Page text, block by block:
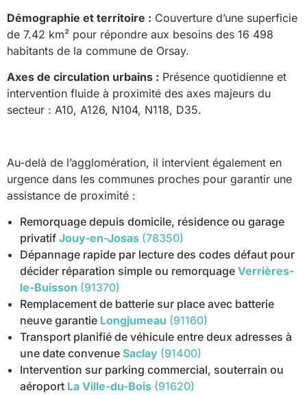
Démographie et territoire : Couverture d’une superficie
de 7.42 km² pour répondre aux besoins des 16 498
habitants de la commune de Orsay.
Axes de circulation urbains : Présence quotidienne et
intervention fluide à proximité des axes majeurs du
secteur : A10, A126, N104, N118, D35.
Au-delà de l’agglomération, il intervient également en
urgence dans les communes proches pour garantir une
assistance de proximité :
Remorquage depuis domicile, résidence ou garage
privatif Jouy-en-Josas (78350)
Dépannage rapide par lecture des codes défaut pour
décider réparation simple ou remorquage Verrières-
le-Buisson (91370)
Remplacement de batterie sur place avec batterie
neuve garantie Longjumeau (91160)
Transport planifié de véhicule entre deux adresses à
une date convenue Saclay (91400)
Intervention sur parking commercial, souterrain ou
aéroport La Ville-du-Bois (91620)